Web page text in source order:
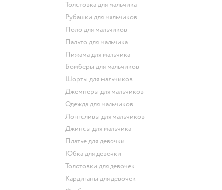
Толстовка для мальчика
Рубашки для мальчиков
Поло для мальчиков
Пальто для мальчика
Пижама для мальчика
Бомберы для мальчиков
Шорты для мальчиков
Джемперы для мальчиков
Одежда для мальчиков
Лонгсливы для мальчиков
Джинсы для мальчика
Платье для девочки
Юбка для девочки
Толстовки для девочек
Кардиганы для девочек